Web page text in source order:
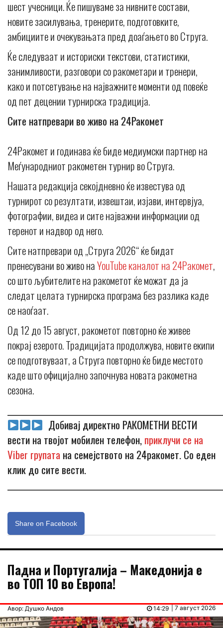
шест учесници. Ќе пишуваме за нивните состави,
новите засилувања, тренерите, подготовките,
амбициите и очекувањата пред доаѓањето во Струга.
Ќе следуваат и историски текстови, статистики,
занимливости, разговори со ракометари и тренери,
како и потсетување на најважните моменти од повеќе
од пет децении турнирска традиција.
Сите натпревари во живо на 24Ракомет
24Ракомет и годинава ќе биде медиумски партнер на
Меѓународниот ракометен турнир во Струга.
Нашата редакција секојдневно ќе известува од
турнирот со резултати, извештаи, изјави, интервјуа,
фотографии, видеа и сите најважни информации од
теренот и надвор од него.
Сите натпревари од „Струга 2026“ ќе бидат
пренесувани во живо наYouTube каналот на 24Ракомет,
со што љубителите на ракометот ќе можат да ја
следат целата турнирска програма без разлика каде
се наоѓаат.
Од 12 до 15 август, ракометот повторно ќе живее
покрај езерото. Традицијата продолжува, новите екипи
се подготвуваат, а Струга повторно ќе биде местото
каде што официјално започнува новата ракометна
сезона.
Добивај директно РАКОМЕТНИ ВЕСТИ
вести на твојот мобилен телефон,приклучи се на
Viber групата на семејството на 24ракомет. Со еден
клик до сите вести.
Share on Facebook
Падна и Португалија – Македонија е
во ТОП 10 во Европа!
Авор: Душко Андов | 7 август 2026
14:29